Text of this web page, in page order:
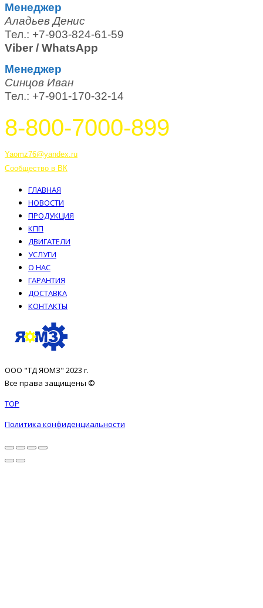
Менеджер
Аладьев Денис
Тел.: +7-903-824-61-59
Viber / WhatsApp
Менеджер
Синцов Иван
Тел.: +7-901-170-32-14
8-800-7000-899
Yaomz76@yandex.ru
Сообщество в ВК
ГЛАВНАЯ
НОВОСТИ
ПРОДУКЦИЯ
КПП
ДВИГАТЕЛИ
УСЛУГИ
О НАС
ГАРАНТИЯ
ДОСТАВКА
КОНТАКТЫ
ООО "ТД ЯОМЗ" 2023 г.
Все права защищены ©
TOP
Политика конфиденциальности